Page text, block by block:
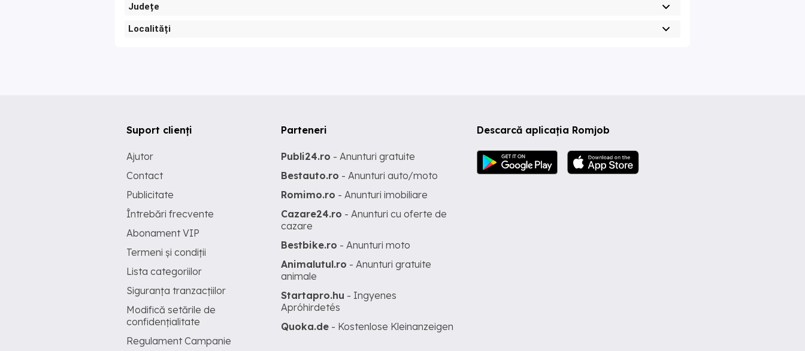
Județe
Localități
Descarcă aplicația Romjob
Suport clienți
Ajutor
Contact
Publicitate
Întrebări frecvente
Abonament VIP
Termeni și condiții
Lista categoriilor
Siguranța tranzacțiilor
Modifică setările de
confidențialitate
Regulament Campanie
Parteneri
Publi24.ro - Anunturi gratuite
Bestauto.ro - Anunturi auto/moto
Romimo.ro - Anunturi imobiliare
Cazare24.ro - Anunturi cu oferte de
cazare
Bestbike.ro - Anunturi moto
Animalutul.ro - Anunturi gratuite
animale
Startapro.hu - Ingyenes
Apróhirdetés
Quoka.de - Kostenlose Kleinanzeigen